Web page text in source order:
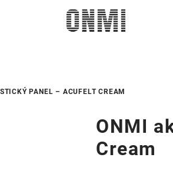
PANEL – ACUFELT CREAM
ONMI
Cream